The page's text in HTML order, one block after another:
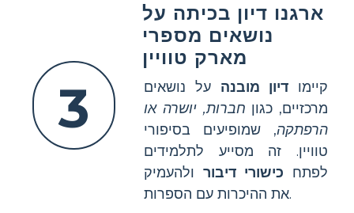
3
ארגנו דיון בכיתה על
נושאים מספרי
מארק טוויין
קיימו דיון מובנה על נושאים
מרכזיים, כגון חברות, יושרה או
הרפתקה, שמופיעים בסיפורי
טוויין. זה מסייע לתלמידים
לפתח כישורי דיבור ולהעמיק
את ההיכרות עם הספרות.